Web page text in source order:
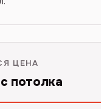
ЦЕНА
потолка